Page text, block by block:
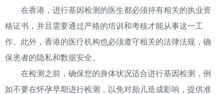
在香港，进行基因检测的医生都必须持有相关的执业资
格证书，并且需要通过严格的培训和考核才能从事这一工
作。此外，香港的医疗机构也必须遵守相关的法律法规，确
保患者的隐私和数据安全。
在检测之前，确保您的身体状况适合进行基因检测，例
如不要在怀孕早期进行检测，以免对胎儿造成影响，提供准